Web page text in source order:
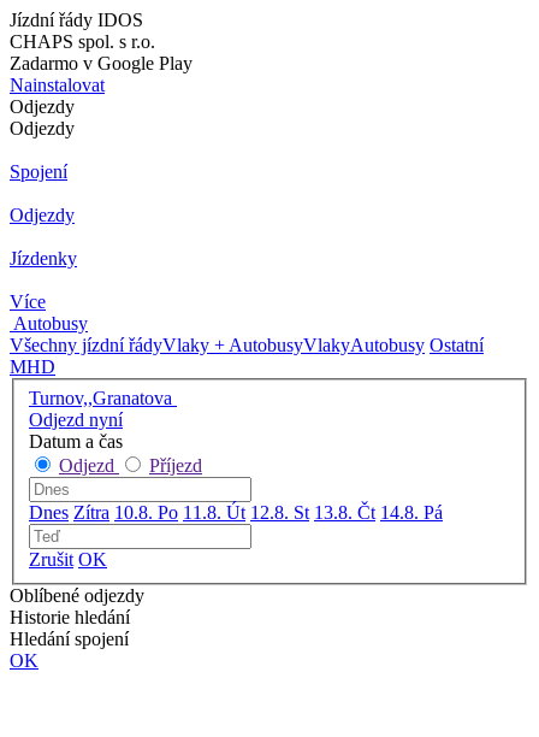
Jízdní řády IDOS
CHAPS spol. s r.o.
Zadarmo v Google Play
Nainstalovat
Odjezdy
Odjezdy
Spojení
Odjezdy
Jízdenky
Více
Autobusy
Všechny jízdní řádyVlaky + AutobusyVlakyAutobusy Ostatní
MHD
Turnov,,Granatova
Odjezd nyní
Datum a čas
Odjezd
Příjezd
Dnes Zítra 10.8. Po 11.8. Út 12.8. St 13.8. Čt 14.8. Pá
Zrušit OK
Oblíbené odjezdy
Historie hledání
Hledání spojení
OK